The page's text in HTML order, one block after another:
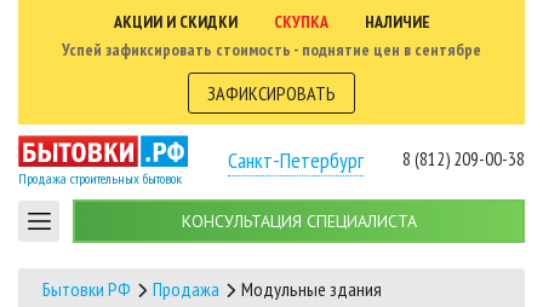
АКЦИИ И СКИДКИ СКУПКА
НАЛИЧИЕ
Успей зафиксировать стоимость - поднятие цен в сентябре
ЗАФИКСИРОВАТЬ
Продажа строительных бытовок
Санкт-Петербург 8 (812) 209-00-38
КОНСУЛЬТАЦИЯ СПЕЦИАЛИСТА
Бытовки РФ Продажа Модульные здания